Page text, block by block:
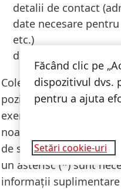
detalii de contact
date necesare
etc.)
domenii de interes
Colectăm aceste date
poziție în cadrul
exemplu, în timpul
noastre de talente
de selectare
un asterisc(*) sunt
informații
Făcând clic pe
dispozitivul dvs.
pentru a ajuta
Setări cookie-uri